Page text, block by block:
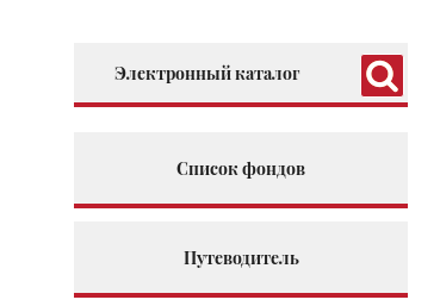
Электронный каталог
Список фондов
Путеводитель